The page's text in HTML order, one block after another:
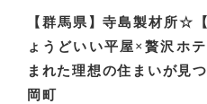
【群馬県】寺島製材所☆
ょうどいい平屋×贅沢ホ
まれた理想の住まいが見
岡町